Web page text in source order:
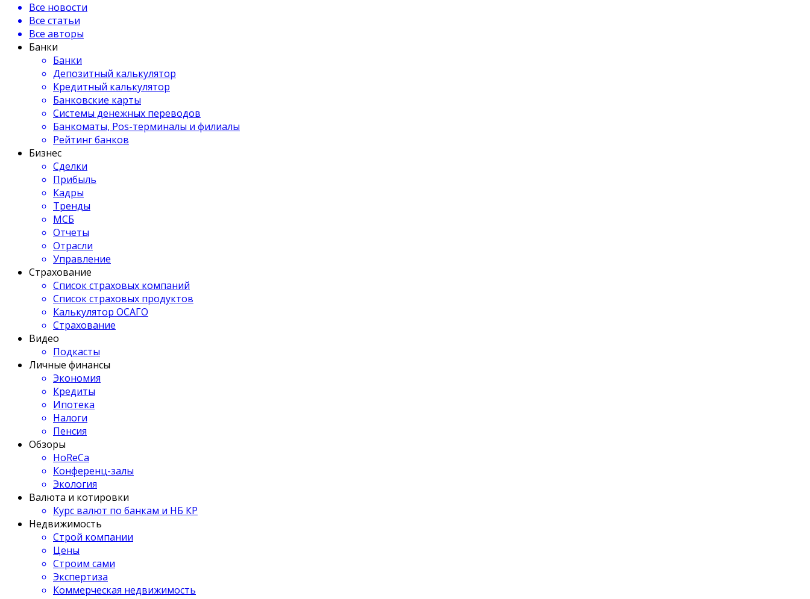
Все новости
Все статьи
Все авторы
Банки
Банки
Депозитный калькулятор
Кредитный калькулятор
Банковские карты
Системы денежных переводов
Банкоматы, Pos-терминалы и филиалы
Рейтинг банков
Бизнес
Сделки
Прибыль
Кадры
Тренды
МСБ
Отчеты
Отрасли
Управление
Страхование
Список страховых компаний
Список страховых продуктов
Калькулятор ОСАГО
Страхование
Видео
Подкасты
Личные финансы
Экономия
Кредиты
Ипотека
Налоги
Пенсия
Обзоры
HoReCa
Конференц-залы
Экология
Валюта и котировки
Курс валют по банкам и НБ КР
Недвижимость
Строй компании
Цены
Строим сами
Экспертиза
Коммерческая недвижимость